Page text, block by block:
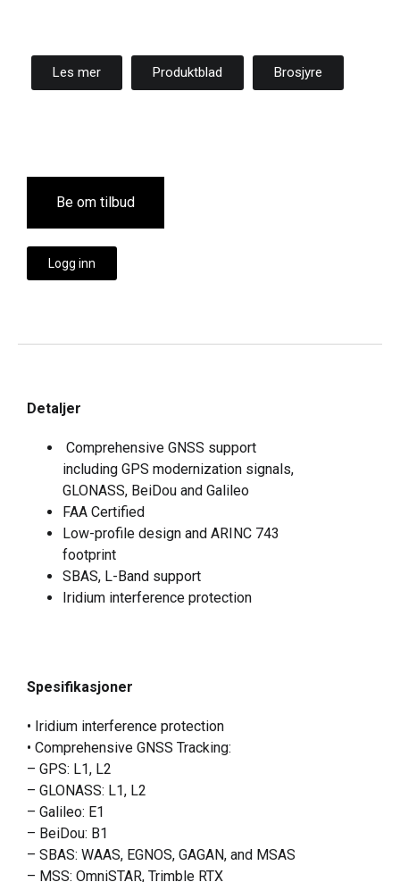
Les mer Produktblad Brosjyre
Be om tilbud
Logg inn
Detaljer
Comprehensive GNSS support
including GPS modernization signals,
GLONASS, BeiDou and Galileo
FAA Certified
Low-profile design and ARINC 743
footprint
SBAS, L-Band support
Iridium interference protection
Spesifikasjoner
• Iridium interference protection
• Comprehensive GNSS Tracking:
– GPS: L1, L2
– GLONASS: L1, L2
– Galileo: E1
– BeiDou: B1
– SBAS: WAAS, EGNOS, GAGAN, and MSAS
– MSS: OmniSTAR, Trimble RTX